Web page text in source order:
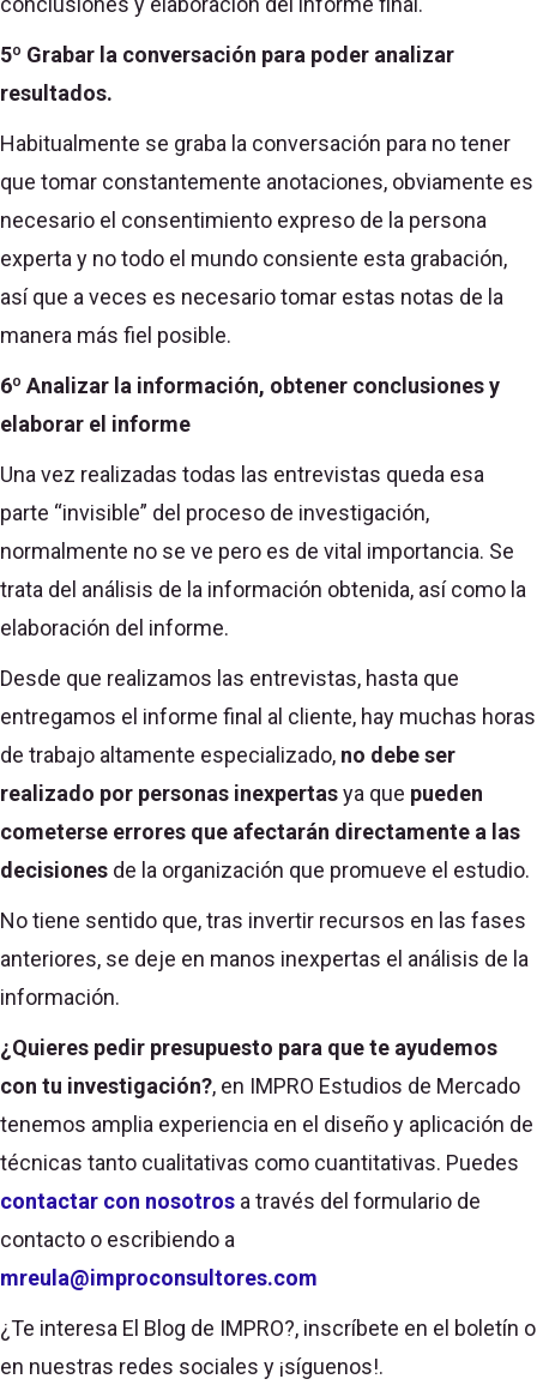
5º Grabar la conversación para poder analizar
resultados.
Habitualmente se graba la conversación para no tener
que tomar constantemente anotaciones, obviamente es
necesario el consentimiento expreso de la persona
experta y no todo el mundo consiente esta grabación,
así que a veces es necesario tomar estas notas de la
manera más fiel posible.
6º Analizar la información, obtener conclusiones y
elaborar el informe
Una vez realizadas todas las entrevistas queda esa
parte “invisible” del proceso de investigación,
normalmente no se ve pero es de vital importancia. Se
trata del análisis de la información obtenida, así como la
elaboración del informe.
Desde que realizamos las entrevistas, hasta que
entregamos el informe final al cliente, hay muchas horas
de trabajo altamente especializado, no debe ser
realizado por personas inexpertasya que pueden
cometerse errores que afectarán directamente a las
decisiones de la organización que promueve el estudio.
No tiene sentido que, tras invertir recursos en las fases
anteriores, se deje en manos inexpertas el análisis de la
información.
¿Quieres pedir presupuesto para que te ayudemos
con tu investigación?, en IMPRO Estudios de Mercado
tenemos amplia experiencia en el diseño y aplicación de
técnicas tanto cualitativas como cuantitativas. Puedes
contactar con nosotros a través del formulario de
contacto o escribiendo a
mreula@improconsultores.com
¿Te interesa El Blog de IMPRO?, inscríbete en el boletín o
en nuestras redes sociales y ¡síguenos!.